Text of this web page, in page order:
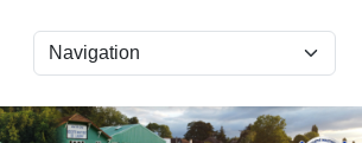
cookies